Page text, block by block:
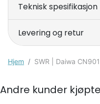
Teknisk spesifikasjon
Levering og retur
Hjem SWR | Daiwa
Andre kunder